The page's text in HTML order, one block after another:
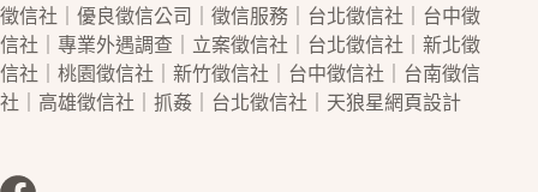
徵信社 ｜優良徵信公司 徵信服務｜ 台北徵信社
台中徵
信社 ｜專業外遇調查｜立案徵信社 台北徵信社
新北徵
信社
桃園徵信社 新竹徵信社 台中徵信社
台南徵信
社
高雄徵信社 抓姦 台北徵信社 ｜天狼星網頁設計